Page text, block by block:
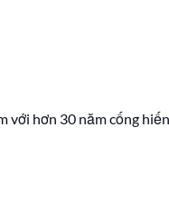
hơn 30 năm cống